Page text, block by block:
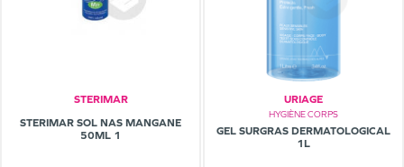
STERIMAR
STERIMAR SOL NAS MANGANE
50ML 1
URIAGE
HYGIÈNE CORPS
GEL SURGRAS DERMATOLOGICAL
1L